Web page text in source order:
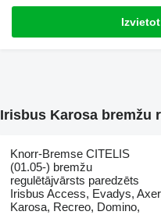
Irisbus Karosa bremžu
Knorr-Bremse CITELIS
(01.05-) bremžu
regulētājvārsts paredzēts
Irisbus Access, Evadys,
Karosa, Recreo, Domino,